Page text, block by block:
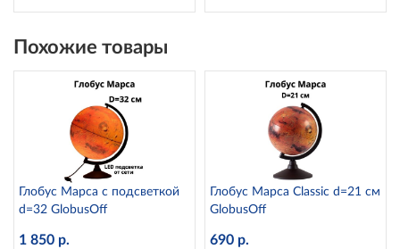
Похожие товары
Глобус Марса с подсветкой
d=32 GlobusOff
1 850 р.
Глобус Марса Classic d=21 см
GlobusOff
690 р.